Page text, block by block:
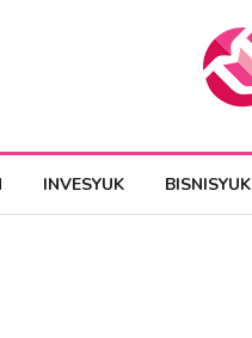
INVESYUK BISNISYUK